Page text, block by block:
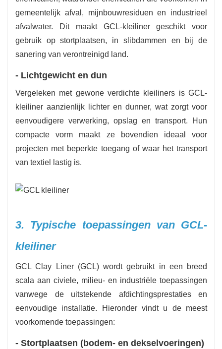
gemeentelijk afval, mijnbouwresiduen en industrieel
afvalwater. Dit maakt GCL-kleiliner geschikt voor
gebruik op stortplaatsen, in slibdammen en bij de
sanering van verontreinigd land.
- Lichtgewicht en dun
Vergeleken met gewone verdichte kleiliners is GCL-
kleiliner aanzienlijk lichter en dunner, wat zorgt voor
eenvoudigere verwerking, opslag en transport. Hun
compacte vorm maakt ze bovendien ideaal voor
projecten met beperkte toegang of waar het transport
van textiel lastig is.
3. Typische toepassingen van GCL-
kleiliner
GCL Clay Liner (GCL) wordt gebruikt in een breed
scala aan civiele, milieu- en industriële toepassingen
vanwege de uitstekende afdichtingsprestaties en
eenvoudige installatie. Hieronder vindt u de meest
voorkomende toepassingen:
- Stortplaatsen (bodem- en dekselvoeringen)